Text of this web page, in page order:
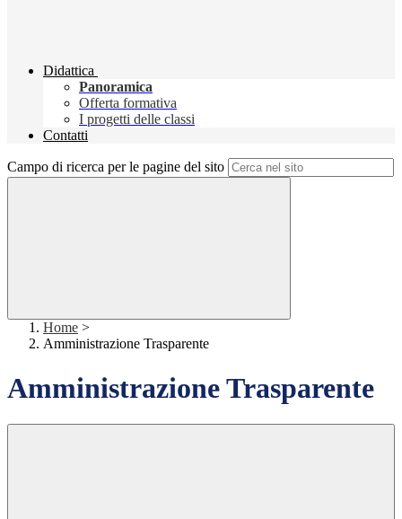
Didattica
Panoramica
Offerta formativa
I progetti delle classi
Contatti
Campo di ricerca per le pagine del sito
Home >
Amministrazione Trasparente
Amministrazione Trasparente